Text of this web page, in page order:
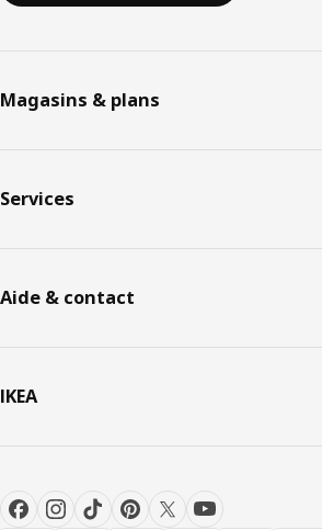
Magasins & plans
Services
Aide & contact
IKEA